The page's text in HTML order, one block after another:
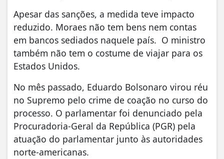
Apesar das sanções, a medida teve impacto
reduzido. Moraes não tem bens nem contas
em bancos sediados naquele país. O ministro
também não tem o costume de viajar para os
Estados Unidos.
No mês passado, Eduardo Bolsonaro virou réu
no Supremo pelo crime de coação no curso do
processo. O parlamentar foi denunciado pela
Procuradoria-Geral da República (PGR) pela
atuação do parlamentar junto às autoridades
norte-americanas.